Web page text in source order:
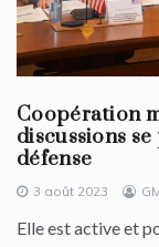
Coopération
discussions
défense
3 août 2023
Elle est active et